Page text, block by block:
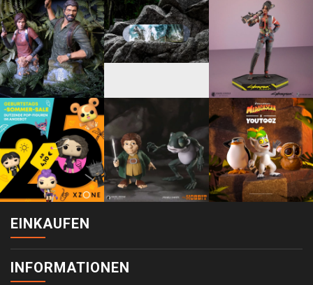
EINKAUFEN
INFORMATIONEN